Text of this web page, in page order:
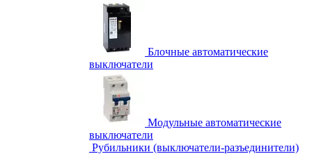
Блочные автоматические
выключатели
Модульные автоматические
выключатели
Рубильники (выключатели-разъединители)